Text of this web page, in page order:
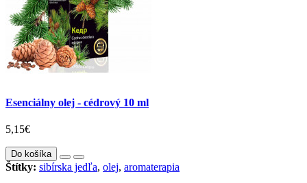
Esenciálny olej - cédrový 10 ml
5,15€
Do košíka
Štítky: sibírska jedľa, olej, aromaterapia